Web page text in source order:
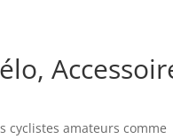
cyclistes amateurs comme